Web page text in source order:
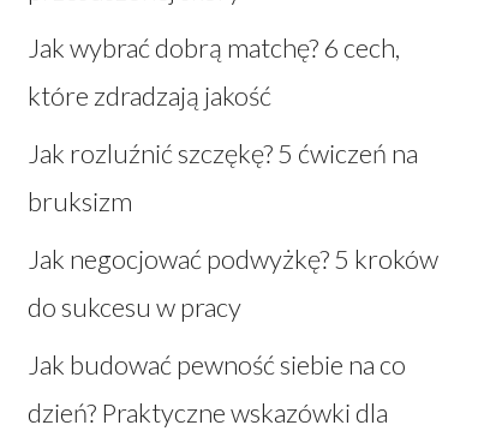
Jak wybrać dobrą matchę? 6 cech,
które zdradzają jakość
Jak rozluźnić szczękę? 5 ćwiczeń na
bruksizm
Jak negocjować podwyżkę? 5 kroków
do sukcesu w pracy
Jak budować pewność siebie na co
dzień? Praktyczne wskazówki dla